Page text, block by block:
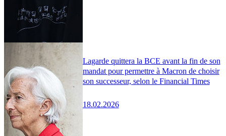
Lagarde quittera la BCE avant la fin de son
mandat pour permettre à Macron de choisir
son successeur, selon le Financial Times
18.02.2026